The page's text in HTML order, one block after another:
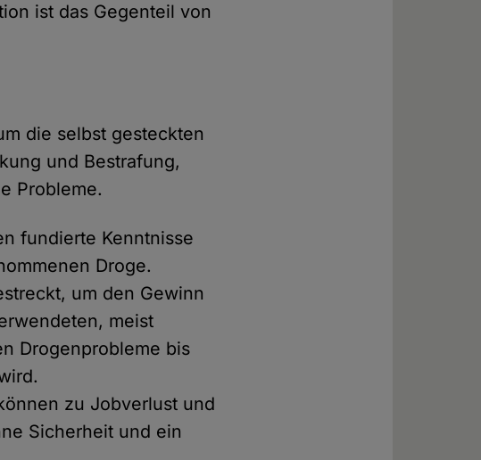
ist das Gegenteil von
die selbst gesteckten
und Bestrafung,
Probleme.
fundierte Kenntnisse
Droge.
um den Gewinn
meist
Drogenprobleme bis
zu Jobverlust und
Sicherheit und ein